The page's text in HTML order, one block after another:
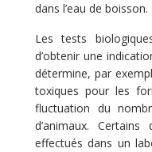
dans l’eau de boisson.
Les tests
d’obtenir une
détermine, par
toxiques pour les
fluctuation du
d’animaux.
effectués dans un